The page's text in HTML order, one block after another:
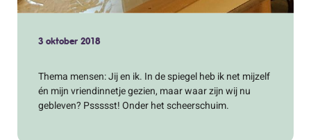
3 oktober 2018
Thema mensen: Jij en ik. In de spiegel heb ik net mijzelf
én mijn vriendinnetje gezien, maar waar zijn wij nu
gebleven? Pssssst! Onder het scheerschuim.